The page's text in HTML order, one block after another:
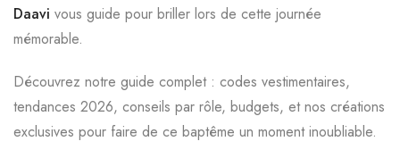
Daavi vous guide pour briller lors de cette journée
mémorable.
Découvrez notre guide complet : codes vestimentaires,
tendances 2026, conseils par rôle, budgets, et nos créations
exclusives pour faire de ce baptême un moment inoubliable.